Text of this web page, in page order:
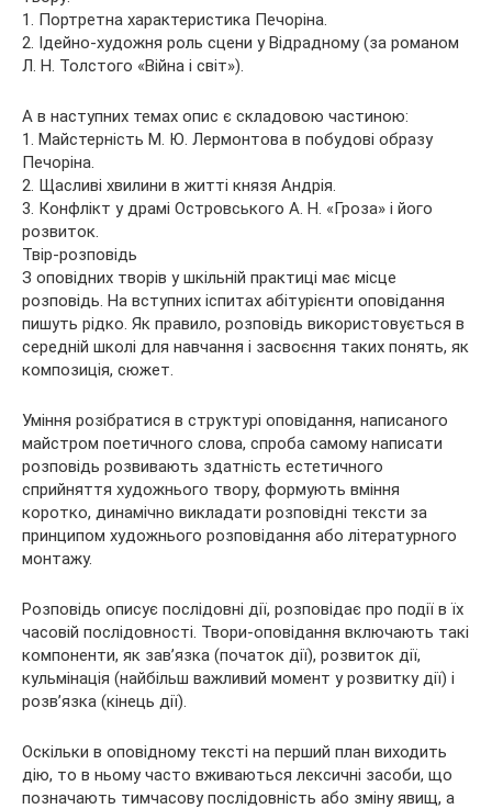
1. Портретна характеристика Печоріна.
2. Ідейно-художня роль сцени у Відрадному (за романом
Л. Н. Толстого «Війна і світ»).
А в наступних темах опис є складовою частиною:
1. Майстерність М. Ю. Лермонтова в побудові образу
Печоріна.
2. Щасливі хвилини в житті князя Андрія.
3. Конфлікт у драмі Островського А. Н. «Гроза» і його
розвиток.
Твір-розповідь
З оповідних творів у шкільній практиці має місце
розповідь. На вступних іспитах абітурієнти оповідання
пишуть рідко. Як правило, розповідь використовується в
середній школі для навчання і засвоєння таких понять, як
композиція, сюжет.
Уміння розібратися в структурі оповідання, написаного
майстром поетичного слова, спроба самому написати
розповідь розвивають здатність естетичного
сприйняття художнього твору, формують вміння
коротко, динамічно викладати розповідні тексти за
принципом художнього розповідання або літературного
монтажу.
Розповідь описує послідовні дії, розповідає про події в їх
часовій послідовності. Твори-оповідання включають такі
компоненти, як зав’язка (початок дії), розвиток дії,
кульмінація (найбільш важливий момент у розвитку дії) і
розв’язка (кінець дії).
Оскільки в оповідному тексті на перший план виходить
дію, то в ньому часто вживаються лексичні засоби, що
позначають тимчасову послідовність або зміну явищ, а